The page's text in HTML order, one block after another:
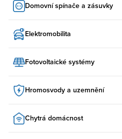
Domovní spínače a zásuvky
Elektromobilita
Fotovoltaické systémy
Hromosvody a uzemnění
Chytrá domácnost